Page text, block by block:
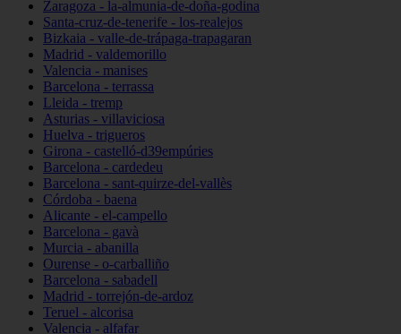
Zaragoza - la-almunia-de-doña-godina
Santa-cruz-de-tenerife - los-realejos
Bizkaia - valle-de-trápaga-trapagaran
Madrid - valdemorillo
Valencia - manises
Barcelona - terrassa
Lleida - tremp
Asturias - villaviciosa
Huelva - trigueros
Girona - castelló-d39empúries
Barcelona - cardedeu
Barcelona - sant-quirze-del-vallès
Córdoba - baena
Alicante - el-campello
Barcelona - gavà
Murcia - abanilla
Ourense - o-carballiño
Barcelona - sabadell
Madrid - torrejón-de-ardoz
Teruel - alcorisa
Valencia - alfafar